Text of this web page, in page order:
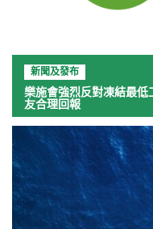
新聞及發布
樂施會強烈反對凍結最
友合理回報